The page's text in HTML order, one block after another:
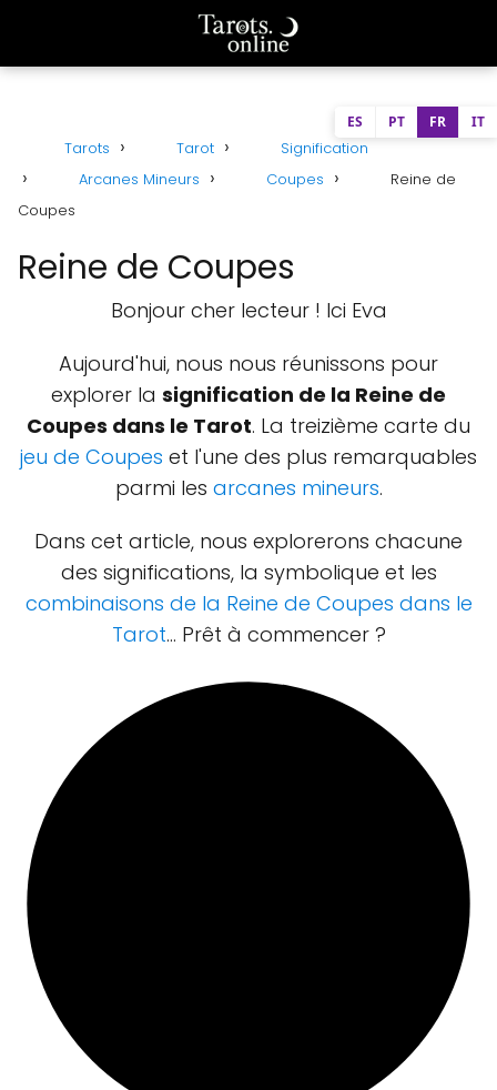
Tarots Tarot
Signification
Arcanes Mineurs
Coupes
Reine de
Coupes
Reine de Coupes
Bonjour cher lecteur ! Ici Eva
Aujourd'hui, nous nous réunissons pour
explorer la signification de la Reine de
Coupes dans le Tarot. La treizième carte du
jeu de Coupes et l'une des plus remarquables
parmi les arcanes mineurs.
Dans cet article, nous explorerons chacune
des significations, la symbolique et les
combinaisons de la Reine de Coupes dans le
Tarot... Prêt à commencer ?
ES PT FR IT